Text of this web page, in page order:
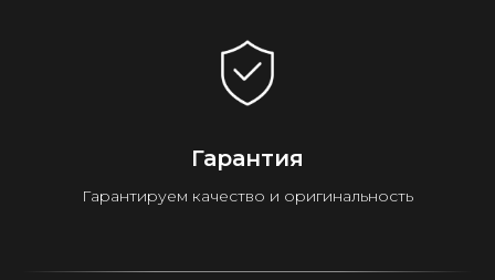
Гарантия
Гарантируем качество и оригинальность